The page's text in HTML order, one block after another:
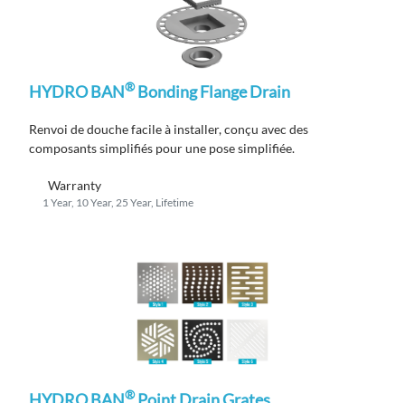
HYDRO BAN®Bonding Flange Drain
Renvoi de douche facile à installer, conçu avec des
composants simplifiés pour une pose simplifiée.
Warranty
1 Year, 10 Year, 25 Year, Lifetime
®